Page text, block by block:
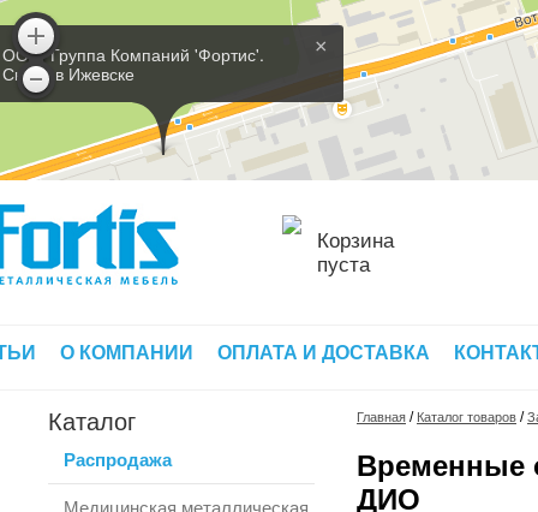
×
ООО 'Группа Компаний 'Фортис'.
Склад в Ижевске
Корзина
пуста
О КОМПАНИИ ОПЛАТА И ДОСТАВКА
Каталог
Распродажа
Медицинская металлическая
Главная / Каталог товаров /
Временные
ДИО